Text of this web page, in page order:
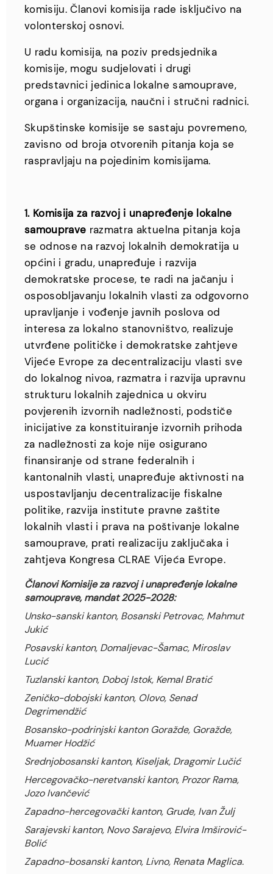
komisiju. Članovi komisija rade isključivo na
volonterskoj osnovi.
U radu komisija, na poziv predsjednika
komisije, mogu sudjelovati i drugi
predstavnici jedinica lokalne samouprave,
organa i organizacija, naučni i stručni radnici.
Skupštinske komisije se sastaju povremeno,
zavisno od broja otvorenih pitanja koja se
raspravljaju na pojedinim komisijama.
1. Komisija za razvoj i unapređenje lokalne
samouprave razmatra aktuelna pitanja koja
se odnose na razvoj lokalnih demokratija u
općini i gradu, unapređuje i razvija
demokratske procese, te radi na jačanju i
osposobljavanju lokalnih vlasti za odgovorno
upravljanje i vođenje javnih poslova od
interesa za lokalno stanovništvo, realizuje
utvrđene političke i demokratske zahtjeve
Vijeće Evrope za decentralizaciju vlasti sve
do lokalnog nivoa, razmatra i razvija upravnu
strukturu lokalnih zajednica u okviru
povjerenih izvornih nadležnosti, podstiče
inicijative za konstituiranje izvornih prihoda
za nadležnosti za koje nije osigurano
finansiranje od strane federalnih i
kantonalnih vlasti, unapređuje aktivnosti na
uspostavljanju decentralizacije fiskalne
politike, razvija institute pravne zaštite
lokalnih vlasti i prava na poštivanje lokalne
samouprave, prati realizaciju zaključaka i
zahtjeva Kongresa CLRAE Vijeća Evrope.
Članovi Komisije za razvoj i unapređenje lokalne
samouprave, mandat 2025-2028:
Unsko-sanski kanton, Bosanski Petrovac, Mahmut
Jukić
Posavski kanton, Domaljevac-Šamac, Miroslav
Lucić
Tuzlanski kanton, Doboj Istok, Kemal Bratić
Zeničko-dobojski kanton, Olovo, Senad
Degrimendžić
Bosansko-podrinjski kanton Goražde, Goražde,
Muamer Hodžić
Srednjobosanski kanton, Kiseljak, Dragomir Lučić
Hercegovačko-neretvanski kanton, Prozor Rama,
Jozo Ivančević
Zapadno-hercegovački kanton, Grude, Ivan Žulj
Sarajevski kanton, Novo Sarajevo, Elvira Imširović-
Bolić
Zapadno-bosanski kanton, Livno, Renata Maglica.